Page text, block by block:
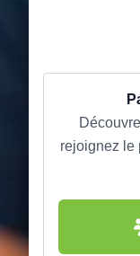
rejoignez le